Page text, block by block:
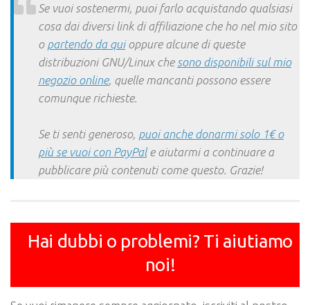
Se vuoi sostenermi, puoi farlo acquistando qualsiasi
cosa dai diversi link di affiliazione che ho nel mio sito
o partendo da quioppure alcune di queste
distribuzioni GNU/Linux che sono disponibili sul mio
negozio online, quelle mancanti possono essere
comunque richieste.
Se ti senti generoso, puoi anche donarmi solo 1€ o
più se vuoi con PayPale aiutarmi a continuare a
pubblicare più contenuti come questo. Grazie!
Hai dubbi o problemi? Ti aiutiamo
noi!